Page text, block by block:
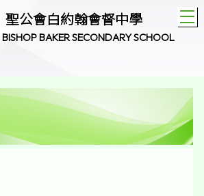
聖公會白約翰會督中學
BAKER SECONDARY SCHOOL